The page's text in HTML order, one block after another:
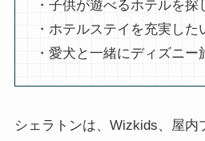
・子供が遊べるホテルを探
・ホテルステイを充実した
・愛犬と一緒にディズニー
シェラトンは、Wizkids、屋内